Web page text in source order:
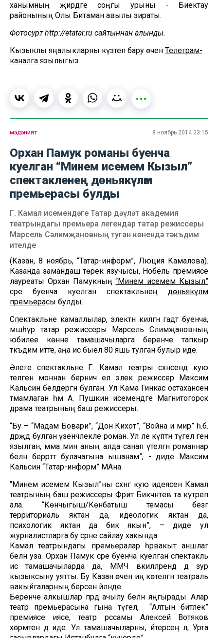
ханымның җирдәге соңгы урыны - Биектау
районының Олы Битаман авылы зираты.
Фотосурәт http://etatar.ru сайтыннан алынды.
Кызыклы яңалыкларны күзәтеп бару өчен Телеграм-
каналга язылыгыз
мәдәният 8 ноябрь 2014 23:15
Орхан Памук романы буенча
куелган “Минем исемем Кызыл”
спектакленең дөньякүләм
премьерасы булды
Г. Камал исемендәге Татар дәүләт академия
театрындагы премьера легендар татар режиссеры
Марсель Сәлимҗановның туган көнендә тәкъдим
ителде
(Казан, 8 ноябрь, “Татар-информ”, Люция Камалова).
Казанда замандаш төрек язучысы, Нобель премиясе
лауреаты Орхан Памукның“Минем исемем Кызыл”
әсәре буенча куелган спектакльнең дөньякүләм
премьерасы булды.
Спектакльне камаллылар, электән килгән гадәт буенча,
мәшһүр татар режиссеры Марсель Сәлимҗановның
юбилее көнне тамашачыларга беренче тапкыр
тәкъдим итте, аңа исә быел 80 яшь тулган булыр иде.
Әлеге спектакльне Г. Камал театры сәхнәсендә кую
теләген моннан берничә ел элек режиссер Максим
Кальсин белдергән булган. Ул Кама Гинкас остаханәсен
тәмамлаган һәм А. Пушкин исемендәге Магнитогорск
драма театрының баш режиссеры.
“Бу – “Мадам Бовари”, “Дон Кихот”, “Война и мир” һ.б.
дәрәҗәдә булган үзенчәлекле роман. Ул әле күптән түгел генә
язылган, әмма мин аның алда санап үтелгән романнар
белән беррәттә булачагына ышанам”, - диде Максим
Кальсин “Татар-информ” МАна.
“Минем исемем Кызыл”ны сәхнәгә кую идеясен Камал
театрының баш режиссеры Фәрит Бикчәнтәев та күтәреп
ала. “Көнчыгыш/Көнбатыш темасы безгә
территориаль яктан да, идеологик яктан да,
психологик яктан да бик якын”, – диде ул
журналистларга бу әсәрне сайлау хакында.
Камал театрындагы премьералар һәрвакыт аншлаг
белән уза. Орхан Памук әсәре буенча куелган спектакль
исә тамашачыларда да, ММЧ вәкилләрендә дә зур
кызыксыну уятты. Бу Казан өчен иң көтелгән театраль
вакыйгаларның берсенә әйләнде.
Беренче алкышлар пәрдә ачылу белән яңгырады. Алар
театр премьерасына гына түгел, ә “Алтын битлек”
премиясе иясе, театр рәссамы Алексей Вотяков
хөрмәтенә дә иде. Ул тамашачыларны, әйтерсең лә, Урта